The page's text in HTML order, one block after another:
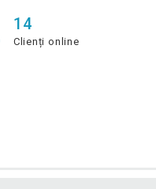
14
Clienți online